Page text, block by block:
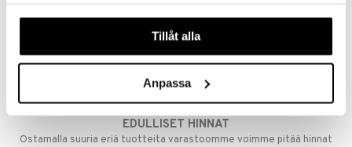
våra cookies vid fortsatt användande av vår webbplats.
Tillåt alla
Anpassa
Aina maksuton vaihtoehto, huolimatta siitä ostatko yksittäisen
tuotteen tai koko tilauksellesi joka ylittää 50 €.
NOPEAT TOIMITUKSET
Ennen kello 13.00 tehdyt tilaukset lähetetään normaalisti samana
EDULLISET HINNAT
Ostamalla suuria eriä tuotteita varastoomme voimme pitää hinnat